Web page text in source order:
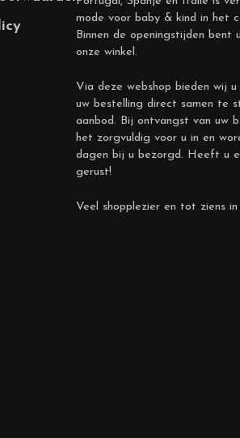
mode voor baby & kind in het
Binnen de openingstijden bent
onze winkel.
Via deze webshop bieden wij
uw bestelling direct samen te
aanbod. Bij ontvangst van uw
het zorgvuldig voor u in en
dagen bij u bezorgd. Heeft u
gerust!
Veel shopplezier en tot ziens in